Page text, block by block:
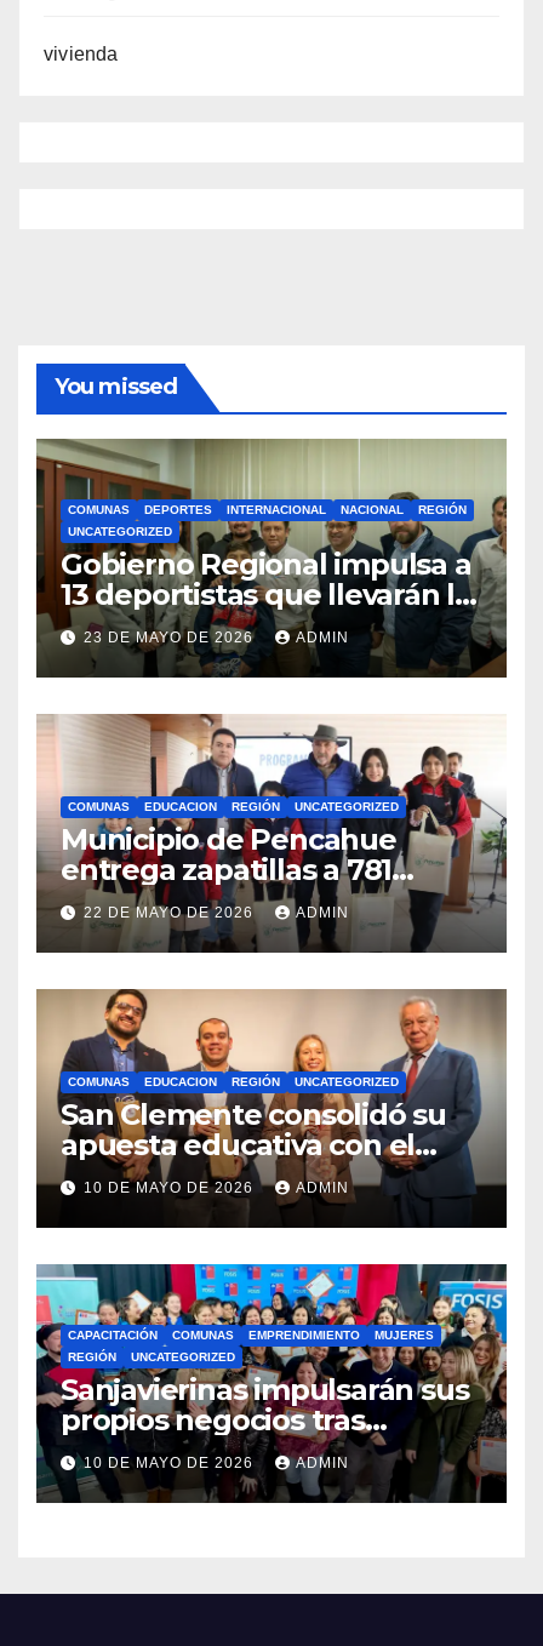
vivienda
You missed
COMUNAS DEPORTES INTERNACIONAL NACIONAL
REGIÓN
UNCATEGORIZED
Gobierno Regional impulsa a
13 deportistas que llevarán la
bandera maulina a
competencias
internacionales
23 DE MAYO DE 2026 ADMIN
COMUNAS EDUCACION REGIÓN UNCATEGORIZED
Municipio de Pencahue
entrega zapatillas a 781
estudiantes con recursos del
Royalty Minero
22 DE MAYO DE 2026 ADMIN
COMUNAS EDUCACION REGIÓN UNCATEGORIZED
San Clemente consolidó su
apuesta educativa con el
lanzamiento del
Preuniversitario Brotes 2026
10 DE MAYO DE 2026 ADMIN
CAPACITACIÓN COMUNAS EMPRENDIMIENTO
MUJERES
REGIÓN
UNCATEGORIZED
Sanjavierinas impulsarán sus
propios negocios tras
capacitarse junto al FOSIS
10 DE MAYO DE 2026 ADMIN